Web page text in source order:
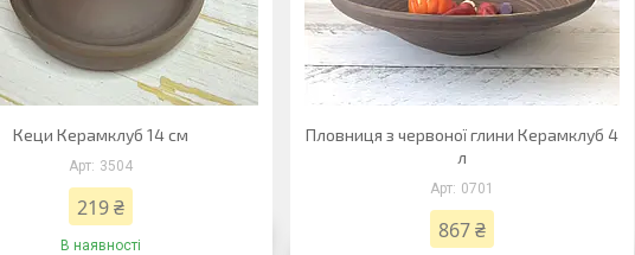
Кеци Керамклуб 14 см
3504
219 ₴
В наявності
Пловниця з червоної глини Керамклуб 4
л
0701
867 ₴